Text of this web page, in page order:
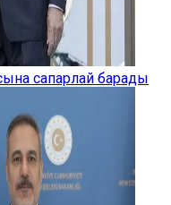
сапарлай барады